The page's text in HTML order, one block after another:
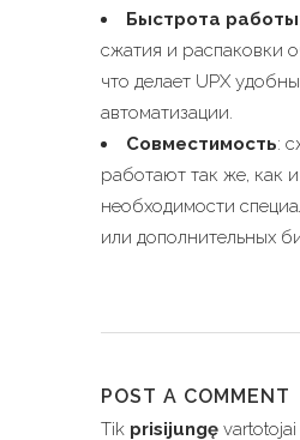
Быстрота работы
сжатия и распаковки
что делает UPX
автоматизации.
Совместимость:
работают так же, как
необходимости
или дополнительных
POST A COMMENT
Tik prisijungę